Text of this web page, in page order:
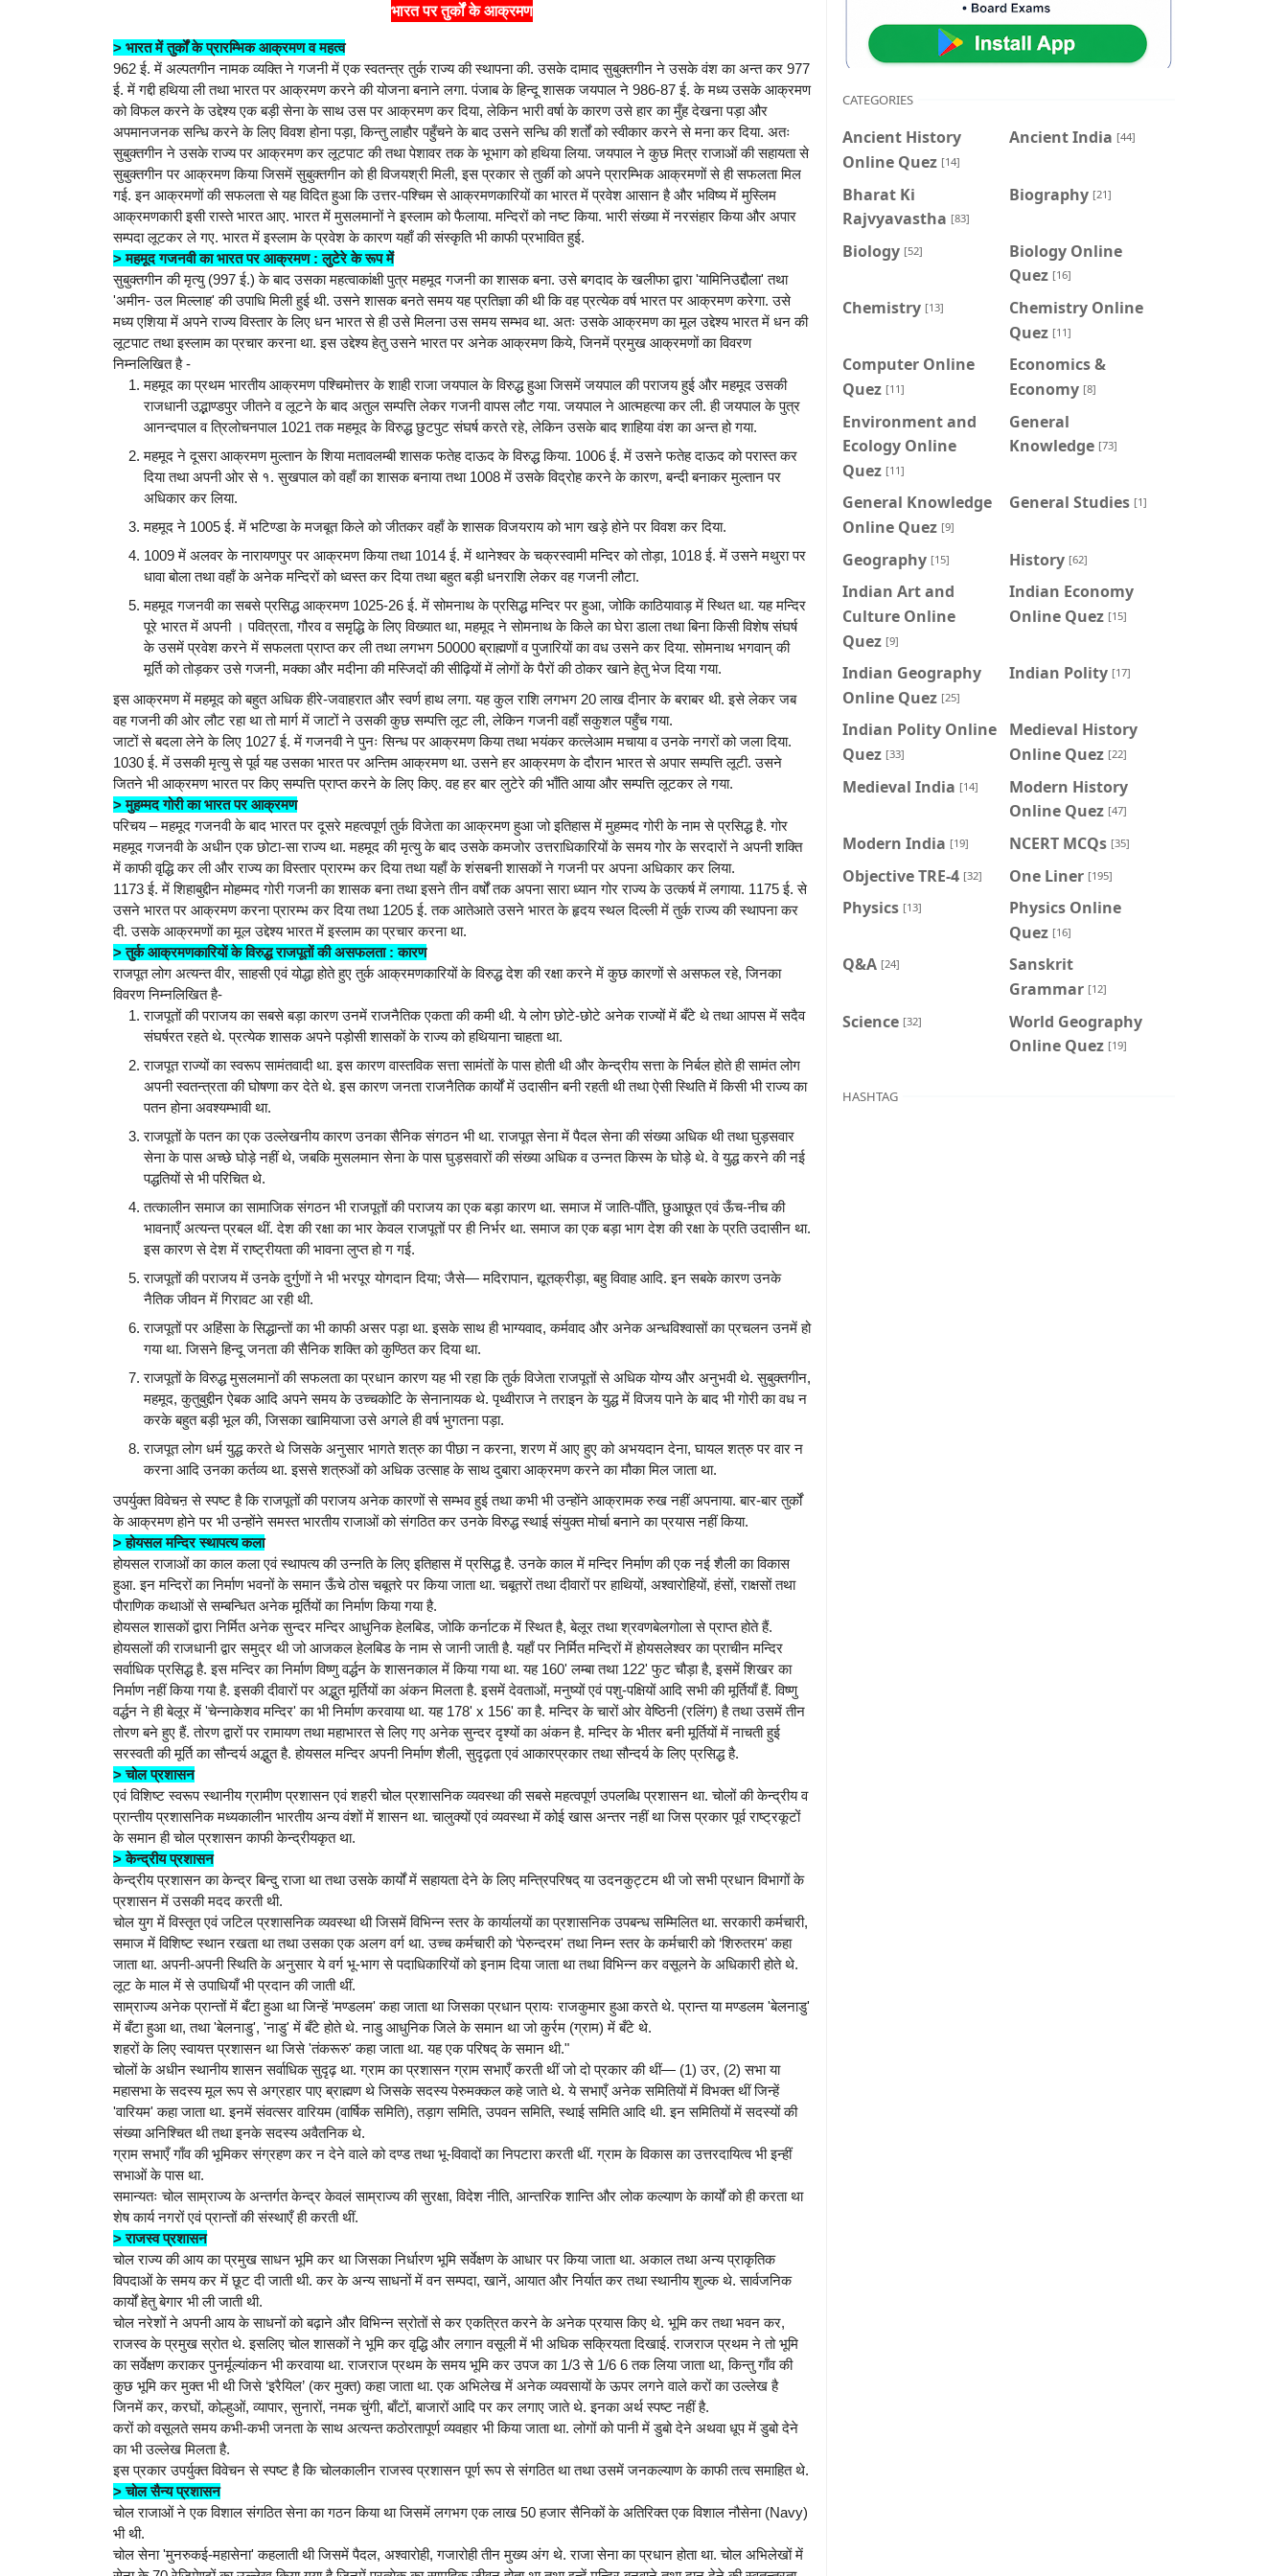
भारत पर तुर्कों के आक्रमण
> भारत में तुर्कों के प्रारम्भिक आक्रमण व महत्व
962 ई. में अल्पतगीन नामक व्यक्ति ने गजनी में एक स्वतन्त्र तुर्क राज्य की स्थापना की. उसके दामाद सुबुक्तगीन ने उसके वंश का अन्त कर 977
ई. में गद्दी हथिया ली तथा भारत पर आक्रमण करने की योजना बनाने लगा. पंजाब के हिन्दू शासक जयपाल ने 986-87 ई. के मध्य उसके आक्रमण
को विफल करने के उद्देश्य एक बड़ी सेना के साथ उस पर आक्रमण कर दिया, लेकिन भारी वर्षा के कारण उसे हार का मुँह देखना पड़ा और
अपमानजनक सन्धि करने के लिए विवश होना पड़ा, किन्तु लाहौर पहुँचने के बाद उसने सन्धि की शर्तों को स्वीकार करने से मना कर दिया. अतः
सुबुक्तगीन ने उसके राज्य पर आक्रमण कर लूटपाट की तथा पेशावर तक के भूभाग को हथिया लिया. जयपाल ने कुछ मित्र राजाओं की सहायता से
सुबुक्तगीन पर आक्रमण किया जिसमें सुबुक्तगीन को ही विजयश्री मिली, इस प्रकार से तुर्की को अपने प्रारम्भिक आक्रमणों से ही सफलता मिल
गई. इन आक्रमणों की सफलता से यह विदित हुआ कि उत्तर-पश्चिम से आक्रमणकारियों का भारत में प्रवेश आसान है और भविष्य में मुस्लिम
आक्रमणकारी इसी रास्ते भारत आए. भारत में मुसलमानों ने इस्लाम को फैलाया. मन्दिरों को नष्ट किया. भारी संख्या में नरसंहार किया और अपार
सम्पदा लूटकर ले गए. भारत में इस्लाम के प्रवेश के कारण यहाँ की संस्कृति भी काफी प्रभावित हुई.
> महमूद गजनवी का भारत पर आक्रमण : लुटेरे के रूप में
सुबुक्तगीन की मृत्यु (997 ई.) के बाद उसका महत्वाकांक्षी पुत्र महमूद गजनी का शासक बना. उसे बगदाद के खलीफा द्वारा 'यामिनिउद्दौला' तथा
'अमीन- उल मिल्लाह' की उपाधि मिली हुई थी. उसने शासक बनते समय यह प्रतिज्ञा की थी कि वह प्रत्येक वर्ष भारत पर आक्रमण करेगा. उसे
मध्य एशिया में अपने राज्य विस्तार के लिए धन भारत से ही उसे मिलना उस समय सम्भव था. अतः उसके आक्रमण का मूल उद्देश्य भारत में धन की
लूटपाट तथा इस्लाम का प्रचार करना था. इस उद्देश्य हेतु उसने भारत पर अनेक आक्रमण किये, जिनमें प्रमुख आक्रमणों का विवरण
निम्नलिखित है -
महमूद का प्रथम भारतीय आक्रमण पश्चिमोत्तर के शाही राजा जयपाल के विरुद्ध हुआ जिसमें जयपाल की पराजय हुई और महमूद उसकी
राजधानी उद्भाण्डपुर जीतने व लूटने के बाद अतुल सम्पत्ति लेकर गजनी वापस लौट गया. जयपाल ने आत्महत्या कर ली. ही जयपाल के पुत्र
आनन्दपाल व त्रिलोचनपाल 1021 तक महमूद के विरुद्ध छुटपुट संघर्ष करते रहे, लेकिन उसके बाद शाहिया वंश का अन्त हो गया.
महमूद ने दूसरा आक्रमण मुल्तान के शिया मतावलम्बी शासक फतेह दाऊद के विरुद्ध किया. 1006 ई. में उसने फतेह दाऊद को परास्त कर
दिया तथा अपनी ओर से १. सुखपाल को वहाँ का शासक बनाया तथा 1008 में उसके विद्रोह करने के कारण, बन्दी बनाकर मुल्तान पर
अधिकार कर लिया.
महमूद ने 1005 ई. में भटिण्डा के मजबूत किले को जीतकर वहाँ के शासक विजयराय को भाग खड़े होने पर विवश कर दिया.
1009 में अलवर के नारायणपुर पर आक्रमण किया तथा 1014 ई. में थानेश्वर के चक्रस्वामी मन्दिर को तोड़ा, 1018 ई. में उसने मथुरा पर
धावा बोला तथा वहाँ के अनेक मन्दिरों को ध्वस्त कर दिया तथा बहुत बड़ी धनराशि लेकर वह गजनी लौटा.
महमूद गजनवी का सबसे प्रसिद्ध आक्रमण 1025-26 ई. में सोमनाथ के प्रसिद्ध मन्दिर पर हुआ, जोकि काठियावाड़ में स्थित था. यह मन्दिर
पूरे भारत में अपनी । पवित्रता, गौरव व समृद्धि के लिए विख्यात था, महमूद ने सोमनाथ के किले का घेरा डाला तथा बिना किसी विशेष संघर्ष
के उसमें प्रवेश करने में सफलता प्राप्त कर ली तथा लगभग 50000 ब्राह्मणों व पुजारियों का वध उसने कर दिया. सोमनाथ भगवान् की
मूर्ति को तोड़कर उसे गजनी, मक्का और मदीना की मस्जिदों की सीढ़ियों में लोगों के पैरों की ठोकर खाने हेतु भेज दिया गया.
इस आक्रमण में महमूद को बहुत अधिक हीरे-जवाहरात और स्वर्ण हाथ लगा. यह कुल राशि लगभग 20 लाख दीनार के बराबर थी. इसे लेकर जब
वह गजनी की ओर लौट रहा था तो मार्ग में जाटों ने उसकी कुछ सम्पत्ति लूट ली, लेकिन गजनी वहाँ सकुशल पहुँच गया.
जाटों से बदला लेने के लिए 1027 ई. में गजनवी ने पुनः सिन्ध पर आक्रमण किया तथा भयंकर कत्लेआम मचाया व उनके नगरों को जला दिया.
1030 ई. में उसकी मृत्यु से पूर्व यह उसका भारत पर अन्तिम आक्रमण था. उसने हर आक्रमण के दौरान भारत से अपार सम्पत्ति लूटी. उसने
जितने भी आक्रमण भारत पर किए सम्पत्ति प्राप्त करने के लिए किए. वह हर बार लुटेरे की भाँति आया और सम्पत्ति लूटकर ले गया.
> मुहम्मद गोरी का भारत पर आक्रमण
परिचय – महमूद गजनवी के बाद भारत पर दूसरे महत्वपूर्ण तुर्क विजेता का आक्रमण हुआ जो इतिहास में मुहम्मद गोरी के नाम से प्रसिद्ध है. गोर
महमूद गजनवी के अधीन एक छोटा-सा राज्य था. महमूद की मृत्यु के बाद उसके कमजोर उत्तराधिकारियों के समय गोर के सरदारों ने अपनी शक्ति
में काफी वृद्धि कर ली और राज्य का विस्तार प्रारम्भ कर दिया तथा यहाँ के शंसबनी शासकों ने गजनी पर अपना अधिकार कर लिया.
1173 ई. में शिहाबुद्दीन मोहम्मद गोरी गजनी का शासक बना तथा इसने तीन वर्षों तक अपना सारा ध्यान गोर राज्य के उत्कर्ष में लगाया. 1175 ई. से
उसने भारत पर आक्रमण करना प्रारम्भ कर दिया तथा 1205 ई. तक आतेआते उसने भारत के हृदय स्थल दिल्ली में तुर्क राज्य की स्थापना कर
दी. उसके आक्रमणों का मूल उद्देश्य भारत में इस्लाम का प्रचार करना था.
> तुर्क आक्रमणकारियों के विरुद्ध राजपूतों की असफलता : कारण
राजपूत लोग अत्यन्त वीर, साहसी एवं योद्धा होते हुए तुर्क आक्रमणकारियों के विरुद्ध देश की रक्षा करने में कुछ कारणों से असफल रहे, जिनका
विवरण निम्नलिखित है-
राजपूतों की पराजय का सबसे बड़ा कारण उनमें राजनैतिक एकता की कमी थी. ये लोग छोटे-छोटे अनेक राज्यों में बँटे थे तथा आपस में सदैव
संघर्षरत रहते थे. प्रत्येक शासक अपने पड़ोसी शासकों के राज्य को हथियाना चाहता था.
राजपूत राज्यों का स्वरूप सामंतवादी था. इस कारण वास्तविक सत्ता सामंतों के पास होती थी और केन्द्रीय सत्ता के निर्बल होते ही सामंत लोग
अपनी स्वतन्त्रता की घोषणा कर देते थे. इस कारण जनता राजनैतिक कार्यों में उदासीन बनी रहती थी तथा ऐसी स्थिति में किसी भी राज्य का
पतन होना अवश्यम्भावी था.
राजपूतों के पतन का एक उल्लेखनीय कारण उनका सैनिक संगठन भी था. राजपूत सेना में पैदल सेना की संख्या अधिक थी तथा घुड़सवार
सेना के पास अच्छे घोड़े नहीं थे, जबकि मुसलमान सेना के पास घुड़सवारों की संख्या अधिक व उन्नत किस्म के घोड़े थे. वे युद्ध करने की नई
पद्धतियों से भी परिचित थे.
तत्कालीन समाज का सामाजिक संगठन भी राजपूतों की पराजय का एक बड़ा कारण था. समाज में जाति-पाँति, छुआछूत एवं ऊँच-नीच की
भावनाएँ अत्यन्त प्रबल थीं. देश की रक्षा का भार केवल राजपूतों पर ही निर्भर था. समाज का एक बड़ा भाग देश की रक्षा के प्रति उदासीन था.
इस कारण से देश में राष्ट्रीयता की भावना लुप्त हो ग गई.
राजपूतों की पराजय में उनके दुर्गुणों ने भी भरपूर योगदान दिया; जैसे— मदिरापान, द्यूतक्रीड़ा, बहु विवाह आदि. इन सबके कारण उनके
नैतिक जीवन में गिरावट आ रही थी.
राजपूतों पर अहिंसा के सिद्धान्तों का भी काफी असर पड़ा था. इसके साथ ही भाग्यवाद, कर्मवाद और अनेक अन्धविश्वासों का प्रचलन उनमें हो
गया था. जिसने हिन्दू जनता की सैनिक शक्ति को कुण्ठित कर दिया था.
राजपूतों के विरुद्ध मुसलमानों की सफलता का प्रधान कारण यह भी रहा कि तुर्क विजेता राजपूतों से अधिक योग्य और अनुभवी थे. सुबुक्तगीन,
महमूद, कुतुबुद्दीन ऐबक आदि अपने समय के उच्चकोटि के सेनानायक थे. पृथ्वीराज ने तराइन के युद्ध में विजय पाने के बाद भी गोरी का वध न
करके बहुत बड़ी भूल की, जिसका खामियाजा उसे अगले ही वर्ष भुगतना पड़ा.
राजपूत लोग धर्म युद्ध करते थे जिसके अनुसार भागते शत्रु का पीछा न करना, शरण में आए हुए को अभयदान देना, घायल शत्रु पर वार न
करना आदि उनका कर्तव्य था. इससे शत्रुओं को अधिक उत्साह के साथ दुबारा आक्रमण करने का मौका मिल जाता था.
उपर्युक्त विवेचऩ से स्पष्ट है कि राजपूतों की पराजय अनेक कारणों से सम्भव हुई तथा कभी भी उन्होंने आक्रामक रुख नहीं अपनाया. बार-बार तुर्कों
के आक्रमण होने पर भी उन्होंने समस्त भारतीय राजाओं को संगठित कर उनके विरुद्ध स्थाई संयुक्त मोर्चा बनाने का प्रयास नहीं किया.
> होयसल मन्दिर स्थापत्य कला
होयसल राजाओं का काल कला एवं स्थापत्य की उन्नति के लिए इतिहास में प्रसिद्ध है. उनके काल में मन्दिर निर्माण की एक नई शैली का विकास
हुआ. इन मन्दिरों का निर्माण भवनों के समान ऊँचे ठोस चबूतरे पर किया जाता था. चबूतरों तथा दीवारों पर हाथियों, अश्वारोहियों, हंसों, राक्षसों तथा
पौराणिक कथाओं से सम्बन्धित अनेक मूर्तियों का निर्माण किया गया है.
होयसल शासकों द्वारा निर्मित अनेक सुन्दर मन्दिर आधुनिक हेलबिड, जोकि कर्नाटक में स्थित है, बेलूर तथा श्रवणबेलगोला से प्राप्त होते हैं.
होयसलों की राजधानी द्वार समुद्र थी जो आजकल हेलबिड के नाम से जानी जाती है. यहाँ पर निर्मित मन्दिरों में होयसलेश्वर का प्राचीन मन्दिर
सर्वाधिक प्रसिद्ध है. इस मन्दिर का निर्माण विष्णु वर्द्धन के शासनकाल में किया गया था. यह 160' लम्बा तथा 122' फुट चौड़ा है, इसमें शिखर का
निर्माण नहीं किया गया है. इसकी दीवारों पर अद्भुत मूर्तियों का अंकन मिलता है. इसमें देवताओं, मनुष्यों एवं पशु-पक्षियों आदि सभी की मूर्तियाँ हैं. विष्णु
वर्द्धन ने ही बेलूर में 'चेन्नाकेशव मन्दिर' का भी निर्माण करवाया था. यह 178' x 156' का है. मन्दिर के चारों ओर वेष्ठिनी (रलिंग) है तथा उसमें तीन
तोरण बने हुए हैं. तोरण द्वारों पर रामायण तथा महाभारत से लिए गए अनेक सुन्दर दृश्यों का अंकन है. मन्दिर के भीतर बनी मूर्तियों में नाचती हुई
सरस्वती की मूर्ति का सौन्दर्य अद्भुत है. होयसल मन्दिर अपनी निर्माण शैली, सुदृढ़ता एवं आकारप्रकार तथा सौन्दर्य के लिए प्रसिद्ध है.
> चोल प्रशासन
एवं विशिष्ट स्वरूप स्थानीय ग्रामीण प्रशासन एवं शहरी चोल प्रशासनिक व्यवस्था की सबसे महत्वपूर्ण उपलब्धि प्रशासन था. चोलों की केन्द्रीय व
प्रान्तीय प्रशासनिक मध्यकालीन भारतीय अन्य वंशों में शासन था. चालुक्यों एवं व्यवस्था में कोई खास अन्तर नहीं था जिस प्रकार पूर्व राष्ट्रकूटों
के समान ही चोल प्रशासन काफी केन्द्रीयकृत था.
> केन्द्रीय प्रशासन
केन्द्रीय प्रशासन का केन्द्र बिन्दु राजा था तथा उसके कार्यों में सहायता देने के लिए मन्त्रिपरिषद् या उदनकुट्टम थी जो सभी प्रधान विभागों के
प्रशासन में उसकी मदद करती थी.
चोल युग में विस्तृत एवं जटिल प्रशासनिक व्यवस्था थी जिसमें विभिन्न स्तर के कार्यालयों का प्रशासनिक उपबन्ध सम्मिलित था. सरकारी कर्मचारी,
समाज में विशिष्ट स्थान रखता था तथा उसका एक अलग वर्ग था. उच्च कर्मचारी को ‘पेरुन्दरम' तथा निम्न स्तर के कर्मचारी को ‘शिरुतरम' कहा
जाता था. अपनी-अपनी स्थिति के अनुसार ये वर्ग भू-भाग से पदाधिकारियों को इनाम दिया जाता था तथा विभिन्न कर वसूलने के अधिकारी होते थे.
लूट के माल में से उपाधियाँ भी प्रदान की जाती थीं.
साम्राज्य अनेक प्रान्तों में बँटा हुआ था जिन्हें ‘मण्डलम' कहा जाता था जिसका प्रधान प्रायः राजकुमार हुआ करते थे. प्रान्त या मण्डलम 'बेलनाडु'
में बँटा हुआ था, तथा 'बेलनाडु', 'नाडु' में बँटे होते थे. नाडु आधुनिक जिले के समान था जो कुर्रम (ग्राम) में बँटे थे.
शहरों के लिए स्वायत्त प्रशासन था जिसे 'तंकरूरु' कहा जाता था. यह एक परिषद् के समान थी."
चोलों के अधीन स्थानीय शासन सर्वाधिक सुदृढ़ था. ग्राम का प्रशासन ग्राम सभाएँ करती थीं जो दो प्रकार की थीं— (1) उर, (2) सभा या
महासभा के सदस्य मूल रूप से अग्रहार पाए ब्राह्मण थे जिसके सदस्य पेरुमक्कल कहे जाते थे. ये सभाएँ अनेक समितियों में विभक्त थीं जिन्हें
'वारियम' कहा जाता था. इनमें संवत्सर वारियम (वार्षिक समिति), तड़ाग समिति, उपवन समिति, स्थाई समिति आदि थी. इन समितियों में सदस्यों की
संख्या अनिश्चित थी तथा इनके सदस्य अवैतनिक थे.
ग्राम सभाएँ गाँव की भूमिकर संग्रहण कर न देने वाले को दण्ड तथा भू-विवादों का निपटारा करती थीं. ग्राम के विकास का उत्तरदायित्व भी इन्हीं
सभाओं के पास था.
समान्यतः चोल साम्राज्य के अन्तर्गत केन्द्र केवलं साम्राज्य की सुरक्षा, विदेश नीति, आन्तरिक शान्ति और लोक कल्याण के कार्यों को ही करता था
शेष कार्य नगरों एवं प्रान्तों की संस्थाएँ ही करती थीं.
> राजस्व प्रशासन
चोल राज्य की आय का प्रमुख साधन भूमि कर था जिसका निर्धारण भूमि सर्वेक्षण के आधार पर किया जाता था. अकाल तथा अन्य प्राकृतिक
विपदाओं के समय कर में छूट दी जाती थी. कर के अन्य साधनों में वन सम्पदा, खानें, आयात और निर्यात कर तथा स्थानीय शुल्क थे. सार्वजनिक
कार्यों हेतु बेगार भी ली जाती थी.
चोल नरेशों ने अपनी आय के साधनों को बढ़ाने और विभिन्न स्रोतों से कर एकत्रित करने के अनेक प्रयास किए थे. भूमि कर तथा भवन कर,
राजस्व के प्रमुख स्रोत थे. इसलिए चोल शासकों ने भूमि कर वृद्धि और लगान वसूली में भी अधिक सक्रियता दिखाई. राजराज प्रथम ने तो भूमि
का सर्वेक्षण कराकर पुनर्मूल्यांकन भी करवाया था. राजराज प्रथम के समय भूमि कर उपज का 1/3 से 1/6 6 तक लिया जाता था, किन्तु गाँव की
कुछ भूमि कर मुक्त भी थी जिसे ‘इरैयिल’ (कर मुक्त) कहा जाता था. एक अभिलेख में अनेक व्यवसायों के ऊपर लगने वाले करों का उल्लेख है
जिनमें कर, करघों, कोल्हुओं, व्यापार, सुनारों, नमक चुंगी, बाँटों, बाजारों आदि पर कर लगाए जाते थे. इनका अर्थ स्पष्ट नहीं है.
करों को वसूलते समय कभी-कभी जनता के साथ अत्यन्त कठोरतापूर्ण व्यवहार भी किया जाता था. लोगों को पानी में डुबो देने अथवा धूप में डुबो देने
का भी उल्लेख मिलता है.
इस प्रकार उपर्युक्त विवेचन से स्पष्ट है कि चोलकालीन राजस्व प्रशासन पूर्ण रूप से संगठित था तथा उसमें जनकल्याण के काफी तत्व समाहित थे.
> चोल सैन्य प्रशासन
चोल राजाओं ने एक विशाल संगठित सेना का गठन किया था जिसमें लगभग एक लाख 50 हजार सैनिकों के अतिरिक्त एक विशाल नौसेना (Navy)
भी थी.
चोल सेना 'मुनरुकई-महासेना' कहलाती थी जिसमें पैदल, अश्वारोही, गजारोही तीन मुख्य अंग थे. राजा सेना का प्रधान होता था. चोल अभिलेखों में
CATEGORIES
Ancient History
Online Quez [14]
Ancient India [44]
Bharat Ki
Rajvyavastha [83]
Biography [21]
Biology [52]
Biology Online
Quez [16]
Chemistry [13]
Chemistry Online
Quez [11]
Computer Online
Quez [11]
Economics &
Economy [8]
Environment and
Ecology Online
Quez [11]
General
Knowledge [73]
General Knowledge
Online Quez [9]
General Studies [1]
Geography [15] History [62]
Indian Art and
Culture Online
Quez [9]
Indian Economy
Online Quez [15]
Indian Geography
Online Quez [25]
Indian Polity [17]
Indian Polity Online
Quez [33]
Medieval History
Online Quez [22]
Medieval India [14]
Modern History
Online Quez [47]
Modern India [19] NCERT MCQs [35]
Objective TRE-4 [32] One Liner [195]
Physics [13]
Physics Online
Quez [16]
Q&A [24]
Sanskrit
Grammar [12]
Science [32]
World Geography
Online Quez [19]
HASHTAG